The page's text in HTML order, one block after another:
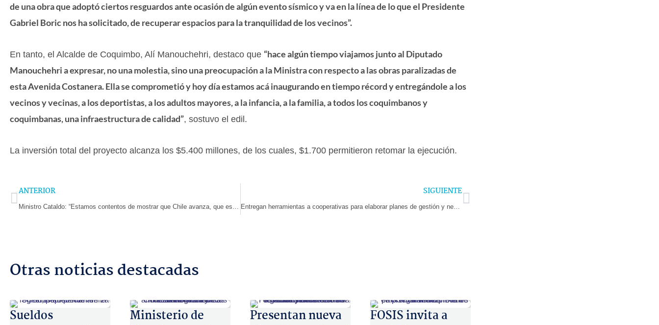
de una obra que adoptó ciertos resguardos ante ocasión de algún evento sísmico y va en la línea de lo que el Presidente
Gabriel Boric nos ha solicitado, de recuperar espacios para la tranquilidad de los vecinos”.
En tanto, el Alcalde de Coquimbo, Alí Manouchehri, destaco que “hace algún tiempo viajamos junto al Diputado
Manouchehri a expresar, no una molestia, sino una preocupación a la Ministra con respecto a las obras paralizadas de
esta Avenida Costanera. Ella se comprometió y hoy día estamos acá inaugurando en tiempo récord y entregándole a los
vecinos y vecinas, a los deportistas, a los adultos mayores, a la infancia, a la familia, a todos los coquimbanos y
coquimbanas, una infraestructura de calidad”, sostuvo el edil.
La inversión total del proyecto alcanza los $5.400 millones, de los cuales, $1.700 permitieron retomar la ejecución.
Prev
ANTERIOR
Ministro Cataldo: “Estamos contentos de mostrar que Chile avanza, que estamos logrando articular al sistema educativo y que nos hemos recuperado tras la pandemia”
SIGUIENTE
Entregan herramientas a cooperativas para elaborar planes de gestión y negocios
Next
Otras noticias destacadas
Sueldos
Ministerio de
Presentan nueva
FOSIS invita a